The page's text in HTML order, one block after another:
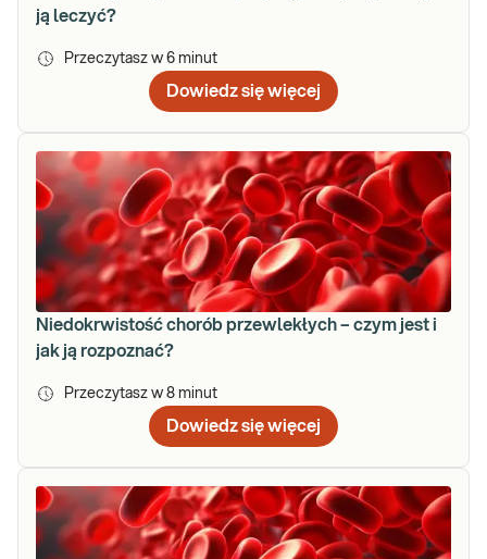
ją leczyć?
Przeczytasz w 6 minut
Dowiedz się więcej
Niedokrwistość chorób przewlekłych – czym jest i
jak ją rozpoznać?
Przeczytasz w 8 minut
Dowiedz się więcej